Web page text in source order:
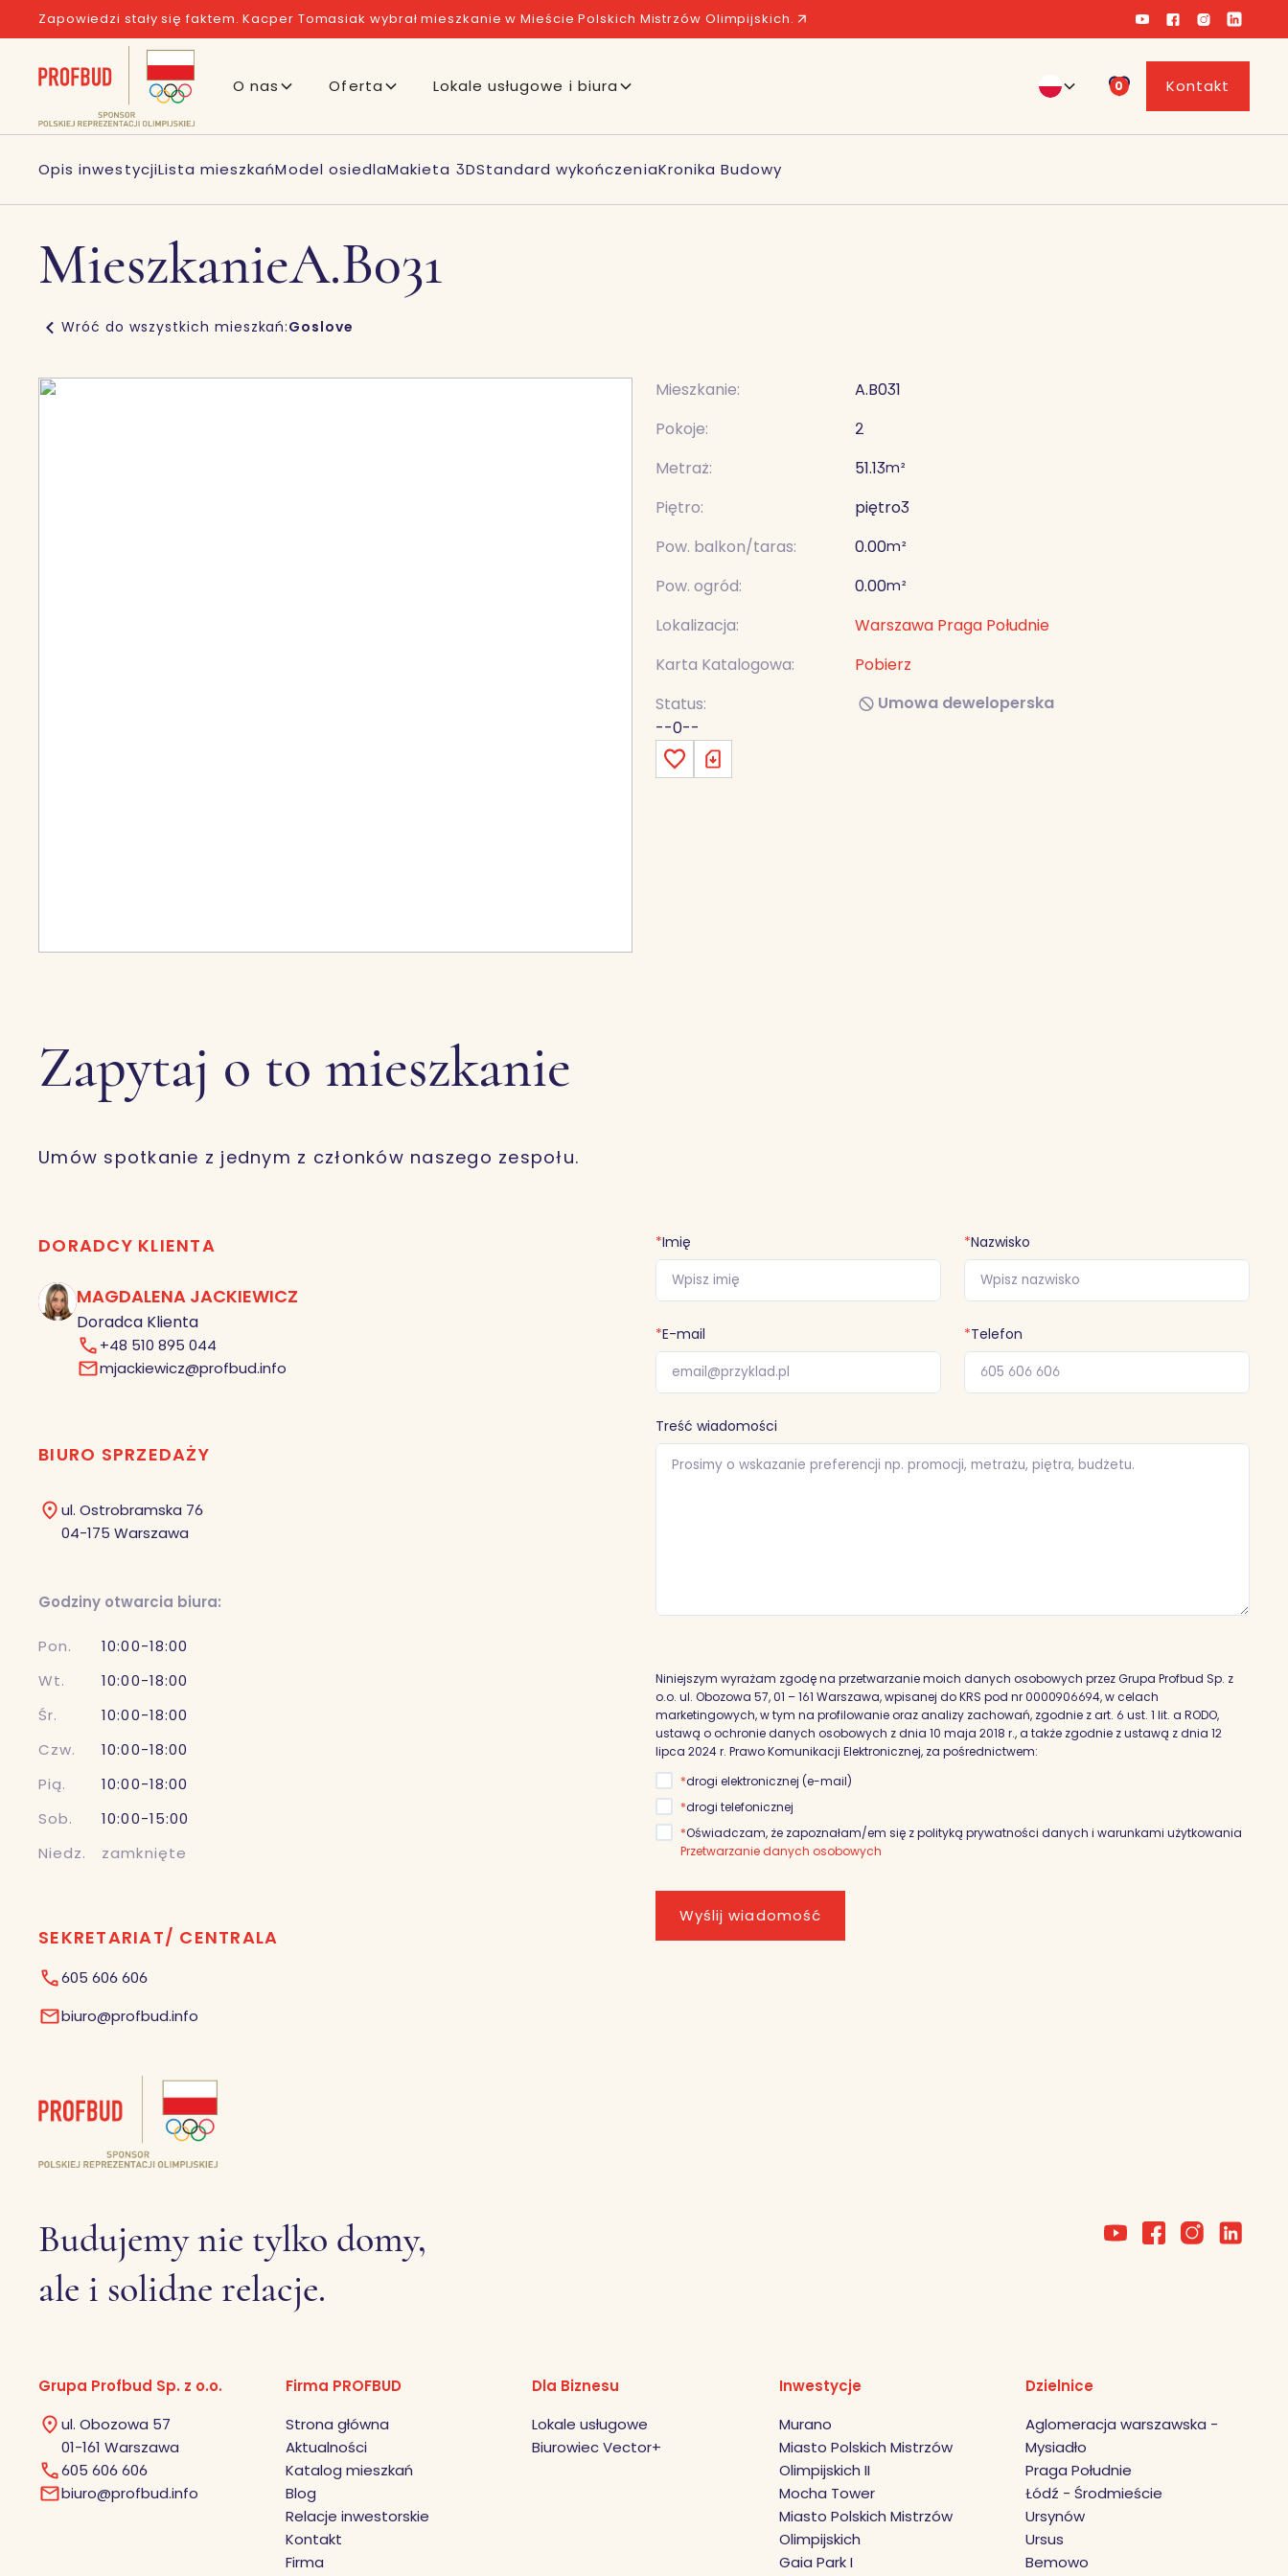
Zapowiedzi stały się faktem. Kacper Tomasiak wybrał mieszkanie w Mieście Polskich Mistrzów Olimpijskich.
O nas Oferta Lokale usługowe i biura 0 Kontakt
Opis inwestycjiLista mieszkańModel osiedlaMakieta 3DStandard wykończeniaKronika Budowy
MieszkanieA.B031
Wróć do wszystkich mieszkań:Goslove
Mieszkanie:
A.B031
Pokoje:
2
Metraż:
51.13m²
Piętro: piętro3
Pow. balkon/taras:
0.00m²
Pow. ogród: 0.00m²
Lokalizacja:
Warszawa Praga Południe
Karta Katalogowa:
Pobierz
Status:
Umowa deweloperska
--0--
Zapytaj o to mieszkanie
Umów spotkanie z jednym z członków naszego zespołu.
DORADCY KLIENTA
MJ MAGDALENA JACKIEWICZ
Doradca Klienta
+48 510 895 044
mjackiewicz@profbud.info
BIURO SPRZEDAŻY
ul. Ostrobramska 76
04-175 Warszawa
Godziny otwarcia biura:
Pon.
10:00-18:00
Wt.
10:00-18:00
Śr.
10:00-18:00
Czw.
10:00-18:00
Pią.
10:00-18:00
Sob.
10:00-15:00
Niedz.
zamknięte
SEKRETARIAT/ CENTRALA
605 606 606
biuro@profbud.info
*Imię *Nazwisko
*E-mail *Telefon
Treść wiadomości
Niniejszym wyrażam zgodę na przetwarzanie moich danych osobowych przez Grupa Profbud Sp. z
o.o. ul. Obozowa 57, 01 – 161 Warszawa, wpisanej do KRS pod nr 0000906694, w celach
marketingowych, w tym na profilowanie oraz analizy zachowań, zgodnie z art. 6 ust. 1 lit. a RODO,
ustawą o ochronie danych osobowych z dnia 10 maja 2018 r., a także zgodnie z ustawą z dnia 12
lipca 2024 r. Prawo Komunikacji Elektronicznej, za pośrednictwem:
*drogi elektronicznej (e-mail)
*drogi telefonicznej
*Oświadczam, że zapoznałam/em się z polityką prywatności danych i warunkami użytkowania
Przetwarzanie danych osobowych
Wyślij wiadomość
Budujemy nie tylko domy,
ale i solidne relacje.
Grupa Profbud Sp. z o.o.
ul. Obozowa 57
01-161 Warszawa
605 606 606
biuro@profbud.info
Firma PROFBUD
Strona główna
Aktualności
Katalog mieszkań
Blog
Relacje inwestorskie
Kontakt
Firma
Dla Biznesu
Lokale usługowe
Biurowiec Vector+
Inwestycje
Murano
Miasto Polskich Mistrzów
Olimpijskich II
Mocha Tower
Miasto Polskich Mistrzów
Olimpijskich
Gaia Park I
Dzielnice
Aglomeracja warszawska -
Mysiadło
Praga Południe
Łódź - Środmieście
Ursynów
Ursus
Bemowo